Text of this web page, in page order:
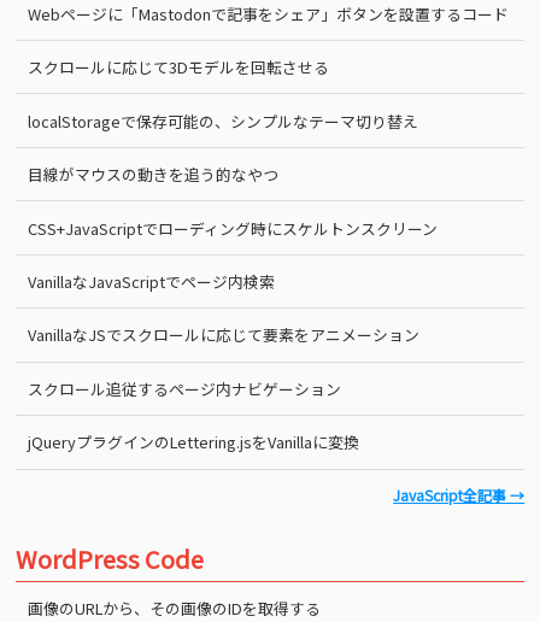
Webページに「Mastodonで記事をシェア」ボタンを設置するコード
スクロールに応じて3Dモデルを回転させる
localStorageで保存可能の、シンプルなテーマ切り替え
目線がマウスの動きを追う的なやつ
CSS+JavaScriptでローディング時にスケルトンスクリーン
VanillaなJavaScriptでページ内検索
VanillaなJSでスクロールに応じて要素をアニメーション
スクロール追従するページ内ナビゲーション
jQueryプラグインのLettering.jsをVanillaに変換
JavaScript全記事 →
WordPress Code
画像のURLから、その画像のIDを取得する